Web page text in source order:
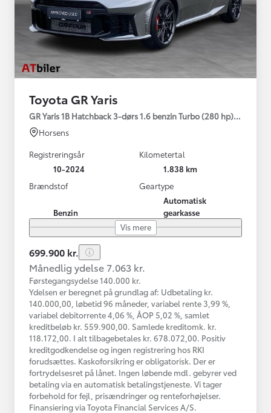
Toyota GR Yaris
GR Yaris 1B Hatchback 3-dørs 1.6 benzin Turbo (280 hp) Aut.
Horsens
Registreringsår
10-2024
Kilometertal
1.838 km
Brændstof
Benzin
Geartype
Automatisk
gearkasse
Vis mere
699.900 kr.
Månedlig ydelse 7.063 kr.
Førstegangsydelse 140.000 kr.
Ydelsen er beregnet på grundlag af: Udbetaling kr.
140.000,00, løbetid 96 måneder, variabel rente 3,99 %,
variabel debitorrente 4,06 %, ÅOP 5,02 %, samlet
kreditbeløb kr. 559.900,00. Samlede kreditomk. kr.
118.172,00. I alt tilbagebetales kr. 678.072,00. Positiv
kreditgodkendelse og ingen registrering hos RKI
forudsættes. Kaskoforsikring er obligatorisk. Der er
fortrydelsesret på lånet. Ingen løbende mdl. gebyrer ved
betaling via en automatisk betalingstjeneste. Vi tager
forbehold for fejl, prisændringer og renteforhøjelser.
Finansiering via Toyota Financial Services A/S.